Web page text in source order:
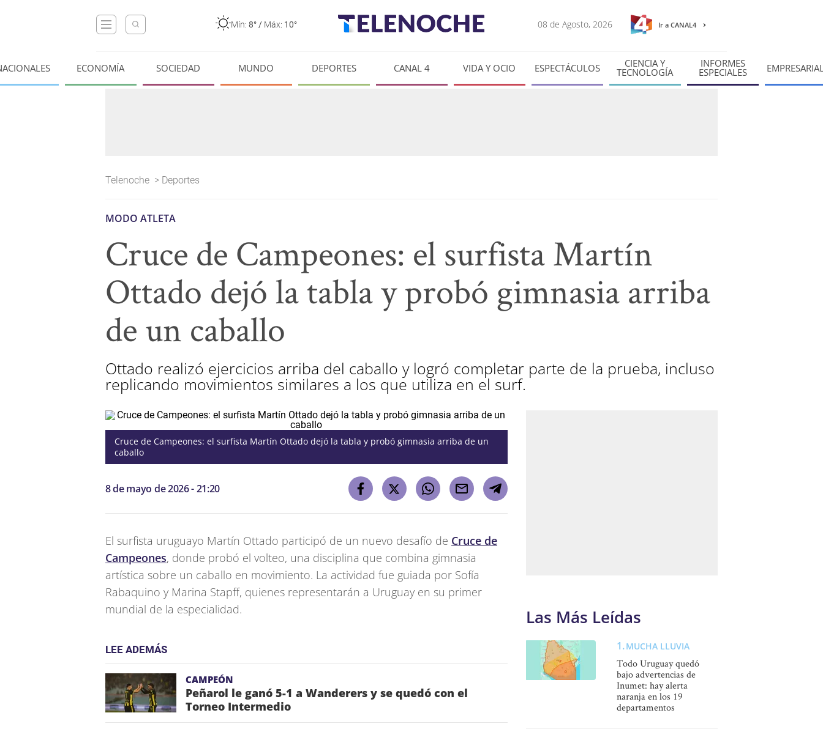
Mín: 8° / Máx: 10° 08 de Agosto, 2026 Ir a CANAL4
ECONOMÍA SOCIEDAD MUNDO DEPORTES CANAL 4 VIDA Y OCIO ESPECTÁCULOS CIENCIA Y
TECNOLOGÍA
INFORMES
ESPECIALES
Telenoche > Deportes
MODO ATLETA
Cruce de Campeones: el surfista Martín
Ottado dejó la tabla y probó gimnasia arriba
de un caballo
Ottado realizó ejercicios arriba del caballo y logró completar parte de la prueba, incluso
replicando movimientos similares a los que utiliza en el surf.
Cruce de Campeones: el surfista Martín Ottado dejó la tabla y probó gimnasia arriba de un
caballo
8 de mayo de 2026 - 21:20
El surfista uruguayo Martín Ottado participó de un nuevo desafío de Cruce de
Campeones, donde probó el volteo, una disciplina que combina gimnasia
artística sobre un caballo en movimiento. La actividad fue guiada por Sofía
Rabaquino y Marina Stapff, quienes representarán a Uruguay en su primer
mundial de la especialidad.
LEE ADEMÁS
CAMPEÓN
Peñarol le ganó 5-1 a Wanderers y se quedó con el
Torneo Intermedio
Las Más Leídas
MUCHA LLUVIA
Todo Uruguay quedó
bajo advertencias de
Inumet: hay alerta
naranja en los 19
departamentos